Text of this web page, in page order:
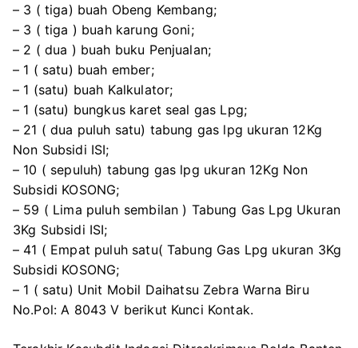
– 3 ( tiga) buah Obeng Kembang;
– 3 ( tiga ) buah karung Goni;
– 2 ( dua ) buah buku Penjualan;
– 1 ( satu) buah ember;
– 1 (satu) buah Kalkulator;
– 1 (satu) bungkus karet seal gas Lpg;
– 21 ( dua puluh satu) tabung gas lpg ukuran 12Kg
Non Subsidi ISI;
– 10 ( sepuluh) tabung gas lpg ukuran 12Kg Non
Subsidi KOSONG;
– 59 ( Lima puluh sembilan ) Tabung Gas Lpg Ukuran
3Kg Subsidi ISI;
– 41 ( Empat puluh satu( Tabung Gas Lpg ukuran 3Kg
Subsidi KOSONG;
– 1 ( satu) Unit Mobil Daihatsu Zebra Warna Biru
No.Pol: A 8043 V berikut Kunci Kontak.